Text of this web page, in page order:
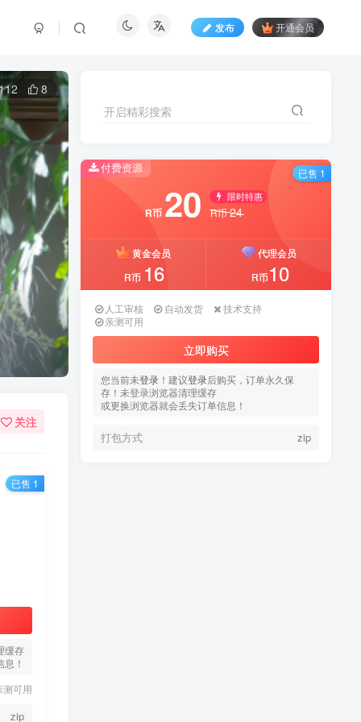
发布 开通会员
8
关注
缓存
！
测可用
zip
已售 1
开启精彩搜索
付费资源
R币 20 限时特惠
R币24
黄金会员
R币 16
代理会员
R币10
人工审核 自动发货
技术支持
亲测可用
立即购买
您当前未登录 ！建议登录后购买，订单永久保
存！未登录浏览器清理缓存
或更换浏览器就会丢失订单信息！
打包方式 zip
已售 1
开启精彩搜索
付费资源
R币 20 限时特惠
R币24
黄金会员
R币 16
代理会员
R币10
人工审核 自动发货
技术支持
亲测可用
立即购买
您当前未登录 ！建议登录后购买，订单永久保
存！未登录浏览器清理缓存
或更换浏览器就会丢失订单信息！
打包方式 zip
已售 1